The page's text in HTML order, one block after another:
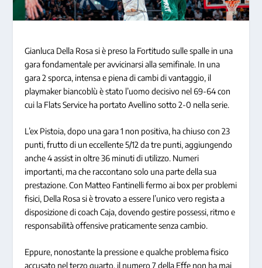
Gianluca Della Rosa si è preso la Fortitudo sulle spalle in una
gara fondamentale per avvicinarsi alla semifinale. In una
gara 2 sporca, intensa e piena di cambi di vantaggio, il
playmaker biancoblù è stato l’uomo decisivo nel 69-64 con
cui la Flats Service ha portato Avellino sotto 2-0 nella serie.
L’ex Pistoia, dopo una gara 1 non positiva, ha chiuso con 23
punti, frutto di un eccellente 5/12 da tre punti, aggiungendo
anche 4 assist in oltre 36 minuti di utilizzo. Numeri
importanti, ma che raccontano solo una parte della sua
prestazione. Con Matteo Fantinelli fermo ai box per problemi
fisici, Della Rosa si è trovato a essere l’unico vero regista a
disposizione di coach Caja, dovendo gestire possessi, ritmo e
responsabilità offensive praticamente senza cambio.
Eppure, nonostante la pressione e qualche problema fisico
accusato nel terzo quarto, il numero 7 della Effe non ha mai